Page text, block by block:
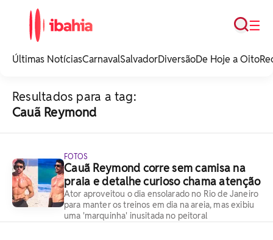
noticias e
☰
Busca
Últimas NotíciasCarnavalSalvadorDiversãoDe Hoje a Oito
Resultados para a tag:
Cauã Reymond
FOTOS
Cauã Reymond corre sem camisa na
praia e detalhe curioso chama atenção
Ator aproveitou o dia ensolarado no Rio de Janeiro
para manter os treinos em dia na areia, mas exibiu
uma 'marquinha' inusitada no peitoral